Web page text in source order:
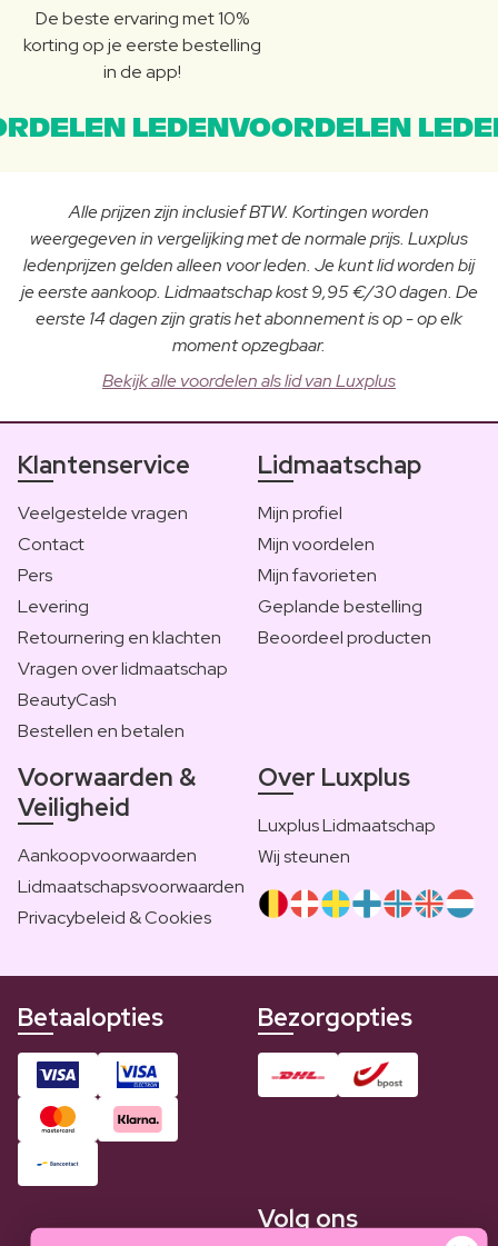
De beste ervaring met 10%
korting op je eerste bestelling
in de app!
LEDENVOORDELEN
Alle prijzen zijn inclusief BTW. Kortingen worden
weergegeven in vergelijking met de normale prijs. Luxplus
ledenprijzen gelden alleen voor leden. Je kunt lid worden bij
je eerste aankoop. Lidmaatschap kost 9,95 €/30 dagen. De
eerste 14 dagen zijn gratis het abonnement is op - op elk
moment opzegbaar.
Bekijk alle voordelen als lid van Luxplus
Klantenservice
Veelgestelde vragen
Contact
Pers
Levering
Retournering en klachten
Vragen over lidmaatschap
BeautyCash
Bestellen en betalen
Lidmaatschap
Mijn profiel
Mijn voordelen
Mijn favorieten
Geplande bestelling
Beoordeel producten
Voorwaarden &
Veiligheid
Aankoopvoorwaarden
Lidmaatschapsvoorwaarden
Privacybeleid & Cookies
Over Luxplus
Luxplus Lidmaatschap
Wij steunen
Betaalopties Bezorgopties
Volg ons